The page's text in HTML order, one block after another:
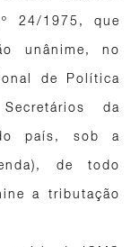
24/1975, que
unânime, no
de Política
da
país, sob a
de todo
a tributação